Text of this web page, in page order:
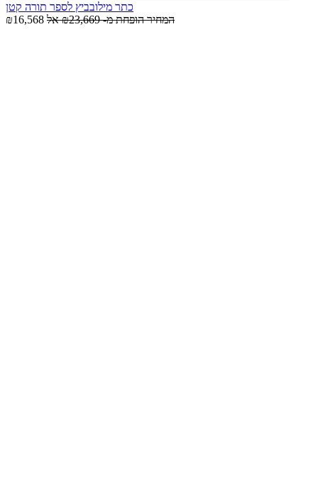
כתר מילובביץ לספר תורה קטן
₪16,568
המחיר הופחת מ-₪23,669 אל